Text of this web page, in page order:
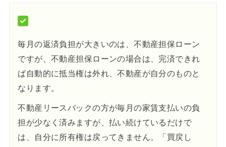
毎月の返済負担が大きいのは、不動産担保ローン
ですが、不動産担保ローンの場合は、完済できれ
ば自動的に抵当権は外れ、不動産が自分のものと
なります。
不動産リースバックの方が毎月の家賃支払いの負
担が少なく済みますが、払い続けているだけで
は、自分に所有権は戻ってきません。「買戻し